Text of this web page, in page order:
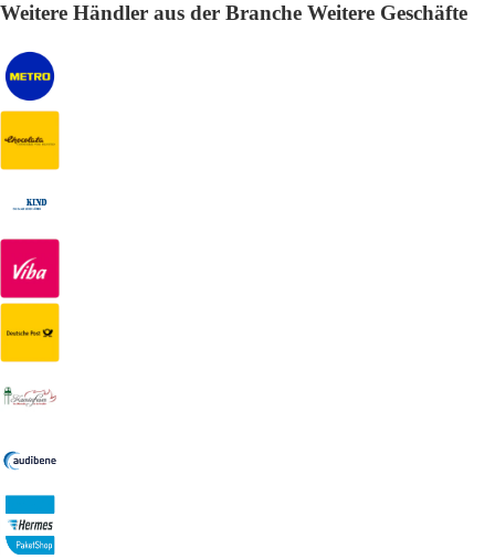
Weitere Händler aus der Branche Weitere Geschäfte